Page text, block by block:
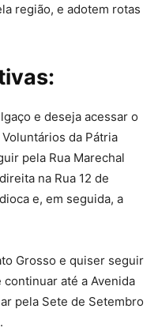
região, e adotem rotas
e deseja acessar o
da Pátria
pela Rua Marechal
na Rua 12 de
e, em seguida, a
Grosso e quiser seguir
até a Avenida
pela Sete de Setembro